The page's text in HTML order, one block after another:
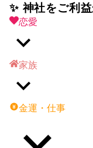
✨ 神社をご利
恋愛
家族
金運・仕事